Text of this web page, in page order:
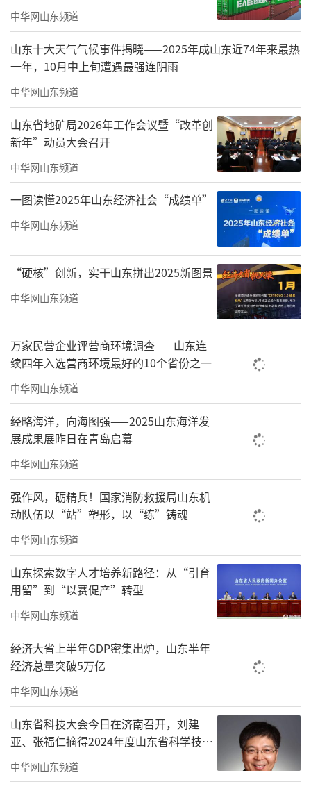
正倒逼企业提升绿色供应链管理能力。同时，
人工智能、工业互联网等新技术正深度融入研
发、生产、运维各环节，推动产业从“自动
可以预见，未来的竞争将不仅是产能之
争，更是标准之争、绿色之争、智能之争。在
这场绿色工业革命的浪潮中，那些能持续强化
核心技术攻关、优化产业生态、拓展全球市场
的城市，无疑将掌握通往未来的主动权。
TOP50榜单
中华网山东频道
山东十大天气气候事件揭晓——2025年成山东近74年来最热
一年，10月中上旬遭遇最强连阴雨
中华网山东频道
山东省地矿局2026年工作会议暨“改革创
新年”动员大会召开
中华网山东频道
一图读懂2025年山东经济社会“成绩单”
中华网山东频道
“硬核”创新，实干山东拼出2025新图景
中华网山东频道
万家民营企业评营商环境调查——山东连
续四年入选营商环境最好的10个省份之一
中华网山东频道
经略海洋，向海图强——2025山东海洋发
展成果展昨日在青岛启幕
中华网山东频道
强作风，砺精兵！国家消防救援局山东机
动队伍以“站”塑形，以“练”铸魂
中华网山东频道
山东探索数字人才培养新路径：从“引育
用留”到“以赛促产”转型
中华网山东频道
经济大省上半年GDP密集出炉，山东半年
经济总量突破5万亿
中华网山东频道
山东省科技大会今日在济南召开，刘建
亚、张福仁摘得2024年度山东省科学技术
奖最高奖！
中华网山东频道